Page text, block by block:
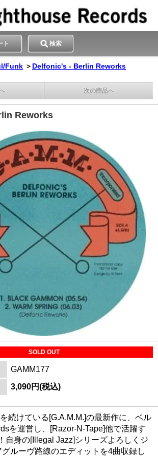
ト 検索
Funk ＞ Delfonic's - Berlin Reworks
次の商品へ
Reworks
SOLD OUT
GAMM177
3,090円(税込)
続けている[G.A.M.M.]の最新作に、ベル
を運営し、[Razor-N-Tape]他で活躍す
自身の[Illegal Jazz]シリーズよろしくジ
ルーヴ路線のエディットを4曲収録し